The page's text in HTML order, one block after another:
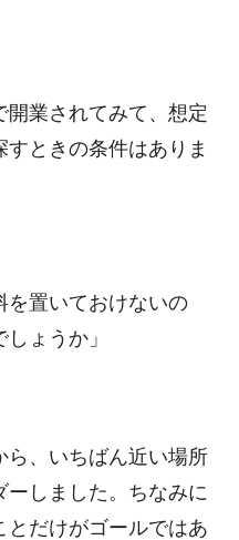
業されてみて、想定
ときの条件はありま
を置いておけないの
ょうか」
ら、いちばん近い場所
ーしました。ちなみに
とだけがゴールではあ